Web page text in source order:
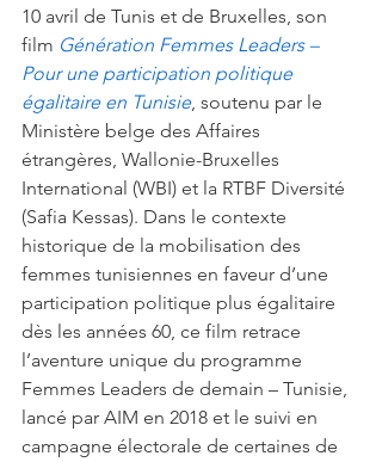
10 avril de Tunis et de Bruxelles, son
film Génération Femmes Leaders –
Pour une participation politique
égalitaire en Tunisie, soutenu par le
Ministère belge des Affaires
étrangères, Wallonie-Bruxelles
International (WBI) et la RTBF Diversité
(Safia Kessas). Dans le contexte
historique de la mobilisation des
femmes tunisiennes en faveur d’une
participation politique plus égalitaire
dès les années 60, ce film retrace
l’aventure unique du programme
Femmes Leaders de demain – Tunisie,
lancé par AIM en 2018 et le suivi en
campagne électorale de certaines de